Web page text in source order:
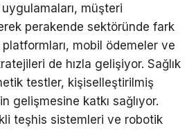
uygulamaları, müşteri
perakende sektöründe fark
mobil ödemeler ve
de hızla gelişiyor. Sağlık
testler, kişiselleştirilmiş
gelişmesine katkı sağlıyor.
teşhis sistemleri ve robotik